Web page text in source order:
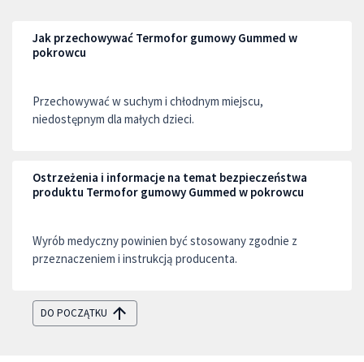
Jak przechowywać Termofor gumowy Gummed w
pokrowcu
Przechowywać w suchym i chłodnym miejscu,
niedostępnym dla małych dzieci.
Ostrzeżenia i informacje na temat bezpieczeństwa
produktu Termofor gumowy Gummed w pokrowcu
Wyrób medyczny powinien być stosowany zgodnie z
przeznaczeniem i instrukcją producenta.
DO POCZĄTKU